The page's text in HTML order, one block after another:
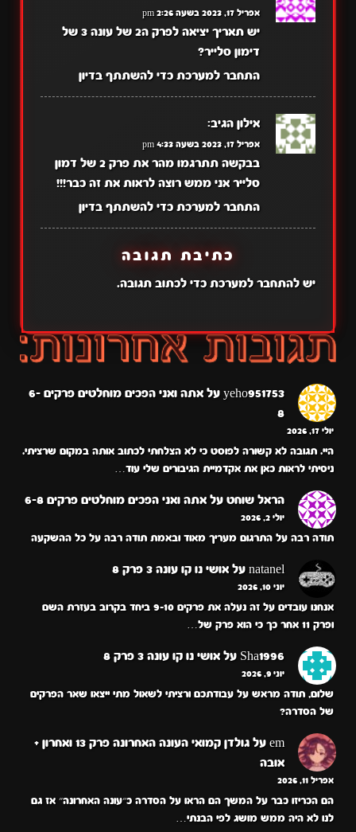
אפריל 17, 2023 בשעה 2:26 pm
יש תאריך יציאה לפרק ה2 של עונה 3 של
דימון סלייר?
התחבר למערכת כדי להשתתף בדיון
אילון הגיב:
אפריל 17, 2023 בשעה 4:33 pm
בבקשה תתרגמו מהר את פרק 2 של דמון
סלייר אני ממש רוצה לראות את זה כבר!!!
התחבר למערכת כדי להשתתף בדיון
כתיבת תגובה
יש להתחבר למערכתכדי לכתוב תגובה.
yeho951753 על
אתה ואני הפכים מוחלטים פרקים 6-
8
יולי 17, 2026
היי. תגובה לא קשורה לפוסט כי לא הצלחתי לכתוב אותה במקום שרציתי.
ניסיתי לראות כאן את אקדמיית הגיבורים שלי עוד…
הראל שוחט על אתה ואני הפכים מוחלטים פרקים 6-8
יולי 2, 2026
תודה רבה על התרגום מעריך מאוד ובאמת תודה רבה על כל ההשקעה
natanel על אושי נו קו עונה 3 פרק 8
יוני 10, 2026
אנחנו עובדים על זה נעלה את פרקים 9-10 ביחד בקרוב בעזרת השם
ופרק 11 אחר כך כי הוא פרק של…
Sha1996 על אושי נו קו עונה 3 פרק 8
יוני 9, 2026
שלום, תודה מראש על עבודתכם ורציתי לשאול מתי ייצאו שאר הפרקים
של הסדרה?
em על
גולדן קמואי העונה האחרונה פרק 13 ואחרון +
אובה
אפריל 11, 2026
הם הכריזו כבר על המשך הם הראו על הסדרה כ״עונה האחרונה״ אז גם
לנו לא היה ממש מושג לפי הבנתי…